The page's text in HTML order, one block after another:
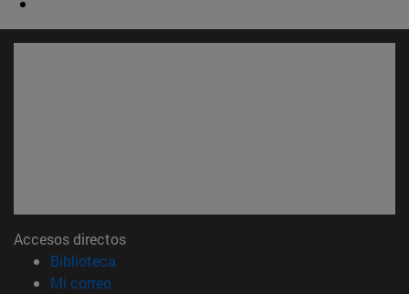
Accesos directos
Biblioteca
Mi correo(abre en nueva ventana)